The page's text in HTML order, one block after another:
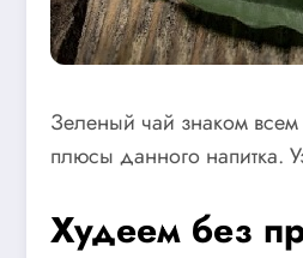
Зеленый чай знаком всем
плюсы данного напитка.
Худеем без